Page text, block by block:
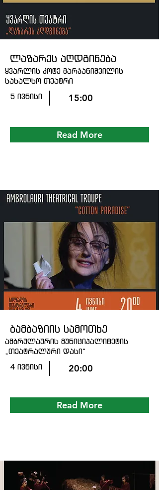
ლაზარეს აღდგინება
ყვარლის კოტე მარჯანიშვილის
სახალხო თეატრი
5 ივნისი
15:00
Read More
ბამბაზიის სამოთხე
ამბრულაურის მუნიციპალიტეტის
„თეატრალური დასი“
4 ივნისი
20:00
Read More